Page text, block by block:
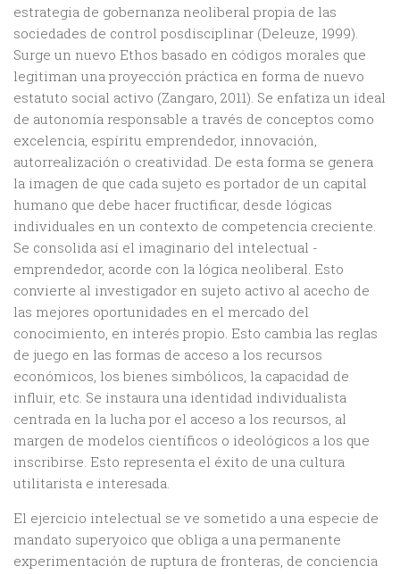
estrategia de gobernanza neoliberal propia de las
sociedades de control posdisciplinar (Deleuze, 1999).
Surge un nuevo Ethos basado en códigos morales que
legitiman una proyección práctica en forma de nuevo
estatuto social activo (Zangaro, 2011). Se enfatiza un ideal
de autonomía responsable a través de conceptos como
excelencia, espíritu emprendedor, innovación,
autorrealización o creatividad. De esta forma se genera
la imagen de que cada sujeto es portador de un capital
humano que debe hacer fructificar, desde lógicas
individuales en un contexto de competencia creciente.
Se consolida así el imaginario del intelectual -
emprendedor, acorde con la lógica neoliberal. Esto
convierte al investigador en sujeto activo al acecho de
las mejores oportunidades en el mercado del
conocimiento, en interés propio. Esto cambia las reglas
de juego en las formas de acceso a los recursos
económicos, los bienes simbólicos, la capacidad de
influir, etc. Se instaura una identidad individualista
centrada en la lucha por el acceso a los recursos, al
margen de modelos científicos o ideológicos a los que
inscribirse. Esto representa el éxito de una cultura
utilitarista e interesada.
El ejercicio intelectual se ve sometido a una especie de
mandato superyoico que obliga a una permanente
experimentación de ruptura de fronteras, de conciencia